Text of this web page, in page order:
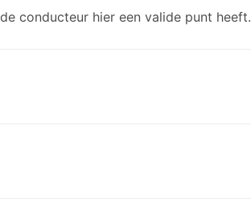
conducteur hier een valide punt heeft.